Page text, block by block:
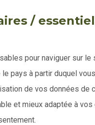
/
pour naviguer sur
pays à partir duquel
de vos données de
et mieux adaptée à